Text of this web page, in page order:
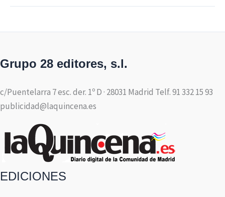
Grupo 28 editores, s.l.
c/Puentelarra 7 esc. der. 1º D · 28031 Madrid Telf. 91 332 15 93
publicidad@laquincena.es
EDICIONES